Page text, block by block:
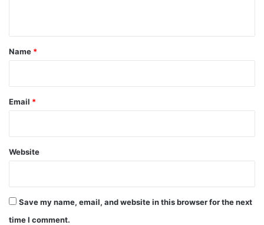
*
Name *
Email *
Website
Save my name, email, and website in this browser for the next
time I comment.